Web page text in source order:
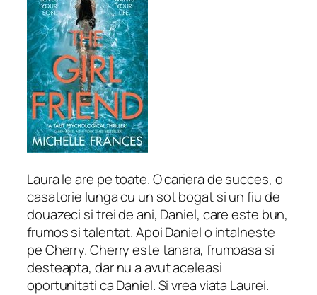
Laura le are pe toate. O cariera de succes, o
casatorie lunga cu un sot bogat si un fiu de
douazeci si trei de ani, Daniel, care este bun,
frumos si talentat. Apoi Daniel o intalneste
pe Cherry. Cherry este tanara, frumoasa si
desteapta, dar nu a avut aceleasi
oportunitati ca Daniel. Si vrea viata Laurei.